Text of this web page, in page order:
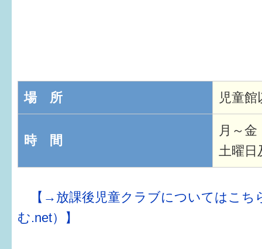
場 所 児童
時 間
月～
土曜日
【→放課後児童クラブについてはこち
む.net）】